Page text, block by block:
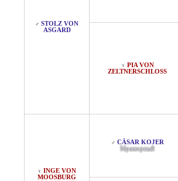
♂ STOLZ VON
ASGARD
♀ PIA VON
ZELTNERSCHLOSS
♀ INGE VON
MOOSBURG
♂ CÄSAR KOJER
Мраморный